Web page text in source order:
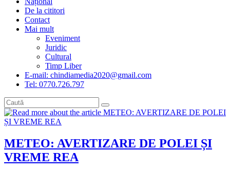
De la cititori
Contact
Mai mult
Eveniment
Juridic
Cultural
Timp Liber
E-mail: chindiamedia2020@gmail.com
Tel: 0770.726.797
METEO: AVERTIZARE DE POLEI ȘI
VREME REA